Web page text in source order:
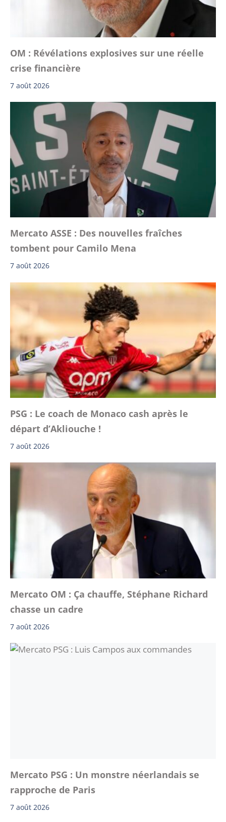
OM : Révélations explosives sur une réelle
crise financière
7 août 2026
Mercato ASSE : Des nouvelles fraîches
tombent pour Camilo Mena
7 août 2026
PSG : Le coach de Monaco cash après le
départ d’Akliouche !
7 août 2026
Mercato OM : Ça chauffe, Stéphane Richard
chasse un cadre
7 août 2026
Mercato PSG : Un monstre néerlandais se
rapproche de Paris
7 août 2026